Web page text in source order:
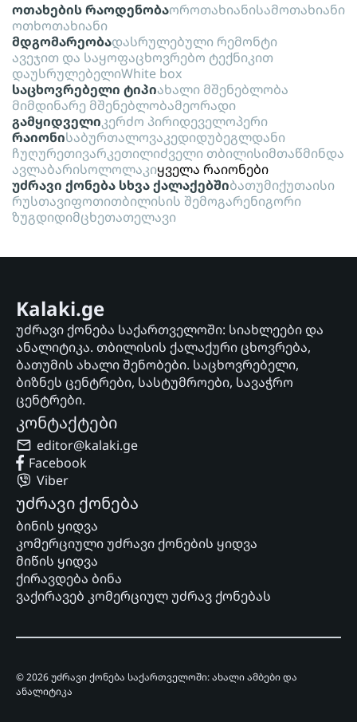
ოთახების რაოდენობაოროთახიანისამოთახიანი
ოთხოთახიანი
მდგომარეობადასრულებული რემონტი
ავეჯით და საყოფაცხოვრებო ტექნიკით
დაუსრულებელიWhite box
საცხოვრებელი ტიპიახალი მშენებლობა
მიმდინარე მშენებლობამეორადი
გამყიდველიკერძო პირიდეველოპერი
რაიონისაბურთალოვაკედიდუბეგლდანი
ჩუღურეთივარკეთილიძველი თბილისიმთაწმინდა
ავლაბარისოლოლაკიყველა რაიონები
უძრავი ქონება სხვა ქალაქებშიბათუმიქუთაისი
რუსთავიფოთითბილისის შემოგარენიგორი
ზუგდიდიმცხეთათელავი
Kalaki.ge
უძრავი ქონება საქართველოში: სიახლეები და
ანალიტიკა. თბილისის ქალაქური ცხოვრება,
ბათუმის ახალი შენობები. საცხოვრებელი,
ბიზნეს ცენტრები, სასტუმროები, სავაჭრო
ცენტრები.
კონტაქტები
editor@kalaki.ge
Facebook
Viber
უძრავი ქონება
ბინის ყიდვა
კომერციული უძრავი ქონების ყიდვა
მიწის ყიდვა
ქირავდება ბინა
ვაქირავებ კომერციულ უძრავ ქონებას
© 2026 უძრავი ქონება საქართველოში: ახალი ამბები და
ანალიტიკა